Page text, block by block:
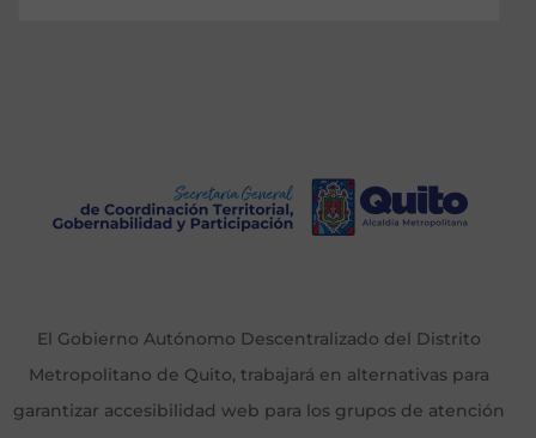
El Gobierno Autónomo Descentralizado del Distrito
Metropolitano de Quito, trabajará en alternativas para
garantizar accesibilidad web para los grupos de atención